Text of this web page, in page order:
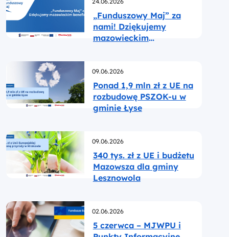
„Funduszowy Maj” za
nami! Dziękujemy
mazowieckim
Opublikowano
09.06.2026
Ponad 1,9 mln zł z UE na
rozbudowę PSZOK-u w
gminie Łyse
Opublikowano
09.06.2026
340 tys. zł z UE i budżetu
Mazowsza dla gminy
Lesznowola
Opublikowano
02.06.2026
5 czerwca – MJWPU i